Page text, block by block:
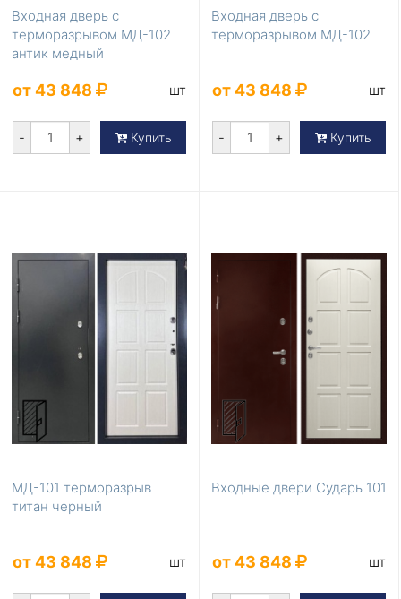
Входная дверь с
терморазрывом МД-102
антик медный
от 43 848 шт
- + Купить
Входная дверь с
терморазрывом МД-102
от 43 848 шт
- + Купить
МД-101 терморазрыв
титан черный
от 43 848 шт
Входные двери Сударь 101
от 43 848 шт